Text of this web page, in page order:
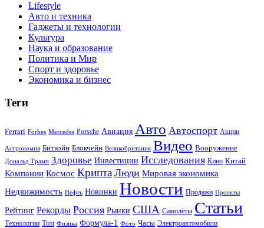
Lifestyle
Авто и техника
Гаджеты и технологии
Культура
Наука и образование
Политика и Мир
Спорт и здоровье
Экономика и бизнес
Теги
Ferrari Forbes Mercedes Porsche Авиация Авто Автоспорт Акции
Астрономия Биткойн Блокчейн Великобритания Видео Вооружение
Дональд Трамп Здоровье Инвестиции Исследования Кино Китай
Компании Космос Крипта Люди Мировая экономика
Недвижимость Нефть Новинки Новости Продажи Проекты
Рейтинг Рекорды Россия Рынки США Самолёты Статьи
Технологии Топ Физика Формула-1 Фото Часы Электроавтомобили